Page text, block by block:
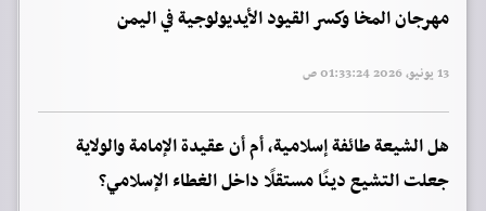
مهرجان المخا وكسر القيود الأيديولوجية في اليمن
13 يونيو, 2026 01:33:24 ص
هل الشيعة طائفة إسلامية، أم أن عقيدة الإمامة والولاية
جعلت التشيع دينًا مستقلًا داخل الغطاء الإسلامي؟